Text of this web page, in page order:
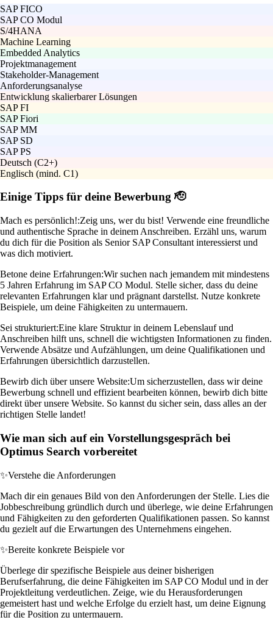
SAP FICO
SAP CO Modul
S/4HANA
Machine Learning
Embedded Analytics
Projektmanagement
Stakeholder-Management
Anforderungsanalyse
Entwicklung skalierbarer Lösungen
SAP FI
SAP Fiori
SAP MM
SAP SD
SAP PS
Deutsch (C2+)
Englisch (mind. C1)
Einige Tipps für deine Bewerbung 🫡
Mach es persönlich!:Zeig uns, wer du bist! Verwende eine freundliche
und authentische Sprache in deinem Anschreiben. Erzähl uns, warum
du dich für die Position als Senior SAP Consultant interessierst und
was dich motiviert.
Betone deine Erfahrungen:Wir suchen nach jemandem mit mindestens
5 Jahren Erfahrung im SAP CO Modul. Stelle sicher, dass du deine
relevanten Erfahrungen klar und prägnant darstellst. Nutze konkrete
Beispiele, um deine Fähigkeiten zu untermauern.
Sei strukturiert:Eine klare Struktur in deinem Lebenslauf und
Anschreiben hilft uns, schnell die wichtigsten Informationen zu finden.
Verwende Absätze und Aufzählungen, um deine Qualifikationen und
Erfahrungen übersichtlich darzustellen.
Bewirb dich über unsere Website:Um sicherzustellen, dass wir deine
Bewerbung schnell und effizient bearbeiten können, bewirb dich bitte
direkt über unsere Website. So kannst du sicher sein, dass alles an der
richtigen Stelle landet!
Wie man sich auf ein Vorstellungsgespräch bei
Optimus Search vorbereitet
✨Verstehe die Anforderungen
Mach dir ein genaues Bild von den Anforderungen der Stelle. Lies die
Jobbeschreibung gründlich durch und überlege, wie deine Erfahrungen
und Fähigkeiten zu den geforderten Qualifikationen passen. So kannst
du gezielt auf die Erwartungen des Unternehmens eingehen.
✨Bereite konkrete Beispiele vor
Überlege dir spezifische Beispiele aus deiner bisherigen
Berufserfahrung, die deine Fähigkeiten im SAP CO Modul und in der
Projektleitung verdeutlichen. Zeige, wie du Herausforderungen
gemeistert hast und welche Erfolge du erzielt hast, um deine Eignung
für die Position zu untermauern.